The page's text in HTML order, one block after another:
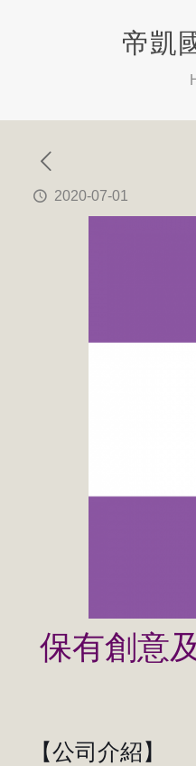
帝凱
2020-07-01
保有創意
【公司介紹】